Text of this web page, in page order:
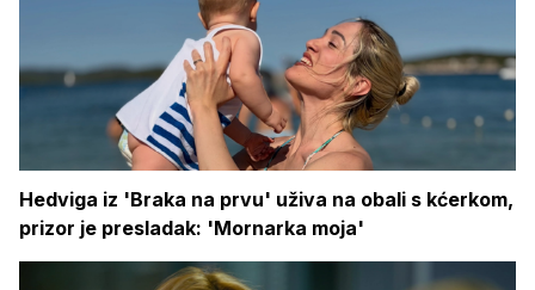
Hedviga iz 'Braka na prvu' uživa na obali s kćerkom,
prizor je presladak: 'Mornarka moja'